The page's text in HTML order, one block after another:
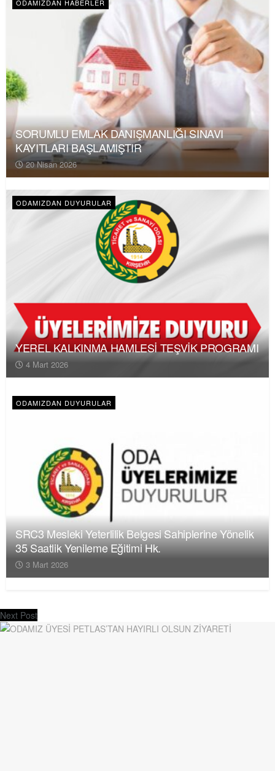
ODAMIZDAN HABERLER
SORUMLU EMLAK DANIŞMANLIĞI SINAVI
KAYITLARI BAŞLAMIŞTIR
20 Nisan 2026
ODAMIZDAN DUYURULAR
YEREL KALKINMA HAMLESİ TEŞVİK PROGRAMI
4 Mart 2026
ODAMIZDAN DUYURULAR
SRC3 Mesleki Yeterlilik Belgesi Sahiplerine Yönelik
35 Saatlik Yenileme Eğitimi Hk.
3 Mart 2026
Next Post